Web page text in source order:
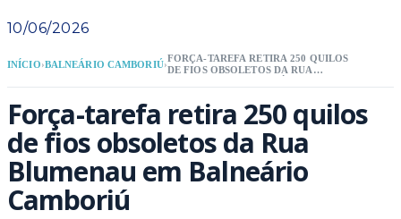
10/06/2026
INÍCIO›BALNEÁRIO CAMBORIÚ›
FORÇA-TAREFA RETIRA 250 QUILOS
DE FIOS OBSOLETOS DA RUA
Força-tarefa retira 250 quilos
de fios obsoletos da Rua
Blumenau em Balneário
Camboriú